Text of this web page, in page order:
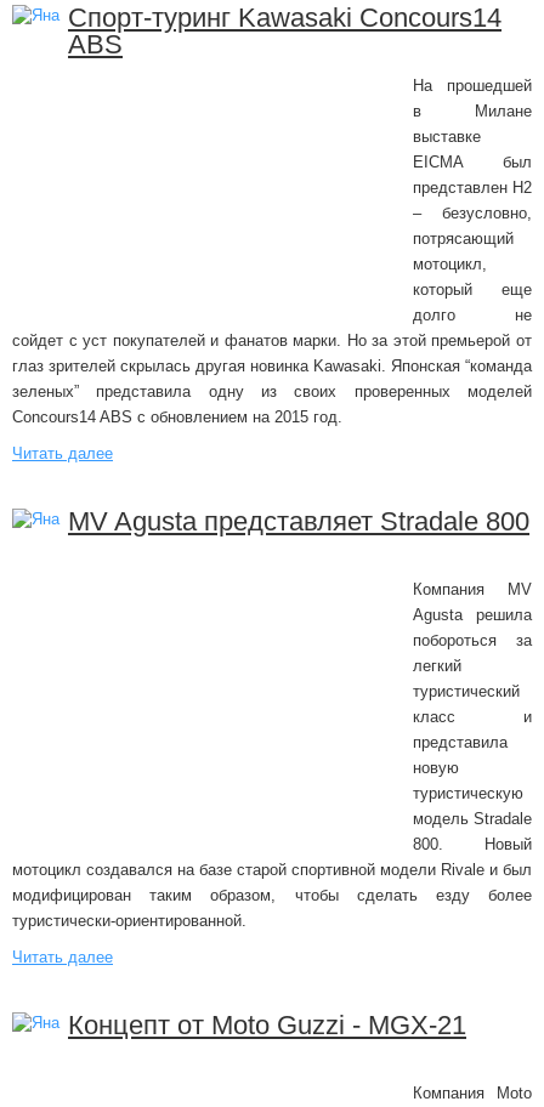
Спорт-туринг Kawasaki Concours14
ABS
На прошедшей
в Милане
выставке
EICMA был
представлен H2
– безусловно,
потрясающий
мотоцикл,
который еще
долго не
сойдет с уст покупателей и фанатов марки. Но за этой премьерой от
глаз зрителей скрылась другая новинка Kawasaki. Японская “команда
зеленых” представила одну из своих проверенных моделей
Concours14 ABS с обновлением на 2015 год.
Читать далее
MV Agusta представляет Stradale 800
Компания MV
Agusta решила
побороться за
легкий
туристический
класс и
представила
новую
туристическую
модель Stradale
800. Новый
мотоцикл создавался на базе старой спортивной модели Rivale и был
модифицирован таким образом, чтобы сделать езду более
туристически-ориентированной.
Читать далее
Концепт от Moto Guzzi - MGX-21
Компания Moto